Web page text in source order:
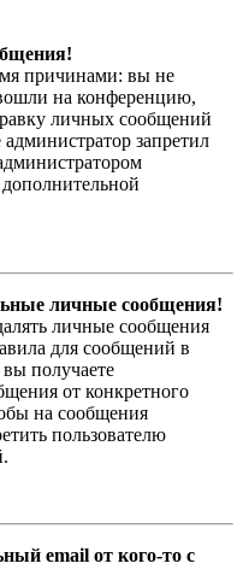
причинами: вы не
на конференцию,
личных сообщений
запретил
личные сообщения!
личные сообщения
для сообщений в
получаете
от конкретного
на сообщения
пользователю
email от кого-то с